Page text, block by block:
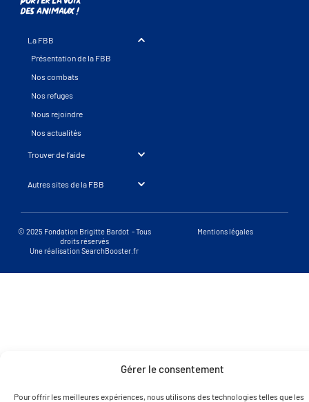
Gérer le consentement
Pour offrir les meilleures expériences, nous utilisons des technologies telles que les
des animaux !
La FBB
Présentation de la FBB
Nos combats
Nos refuges
Nous rejoindre
Nos actualités
Trouver de l’aide
Autres sites de la FBB
© 2025 Fondation Brigitte Bardot - Tous
droits réservés
Une réalisation SearchBooster.fr
Mentions légales